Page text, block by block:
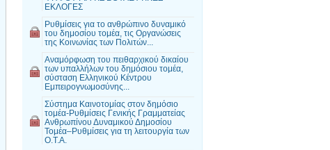
ΕΚΛΟΓΕΣ
Ρυθμίσεις για το ανθρώπινο δυναμικό
του δημοσίου τομέα, τις Οργανώσεις
της Κοινωνίας των Πολιτών...
Αναμόρφωση του πειθαρχικού δικαίου
των υπαλλήλων του δημόσιου τομέα,
σύσταση Ελληνικού Κέντρου
Εμπειρογνωμοσύνης...
Σύστημα Καινοτομίας στον δημόσιο
τομέα-Ρυθμίσεις Γενικής Γραμματείας
Ανθρωπίνου Δυναμικού Δημοσίου
Τομέα–Ρυθμίσεις για τη λειτουργία των
Ο.Τ.Α.